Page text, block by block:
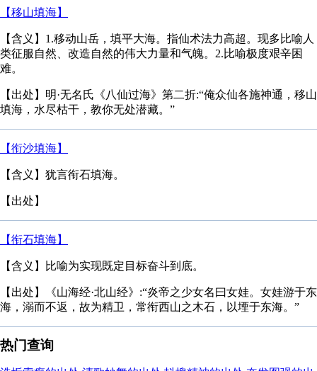
【移山填海】
【含义】1.移动山岳，填平大海。指仙术法力高超。现多比喻人
类征服自然、改造自然的伟大力量和气魄。2.比喻极度艰辛困
难。
【出处】明·无名氏《八仙过海》第二折:“俺众仙各施神通，移山
填海，水尽枯干，教你无处潜藏。”
【衔沙填海】
【含义】犹言衔石填海。
【出处】
【衔石填海】
【含义】比喻为实现既定目标奋斗到底。
【出处】《山海经·北山经》:“炎帝之少女名曰女娃。女娃游于东
海，溺而不返，故为精卫，常衔西山之木石，以堙于东海。”
热门查询